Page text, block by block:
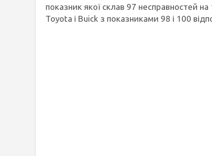
показник якої склав 97 несправностей
Toyota і Buick з показниками 98 і 100